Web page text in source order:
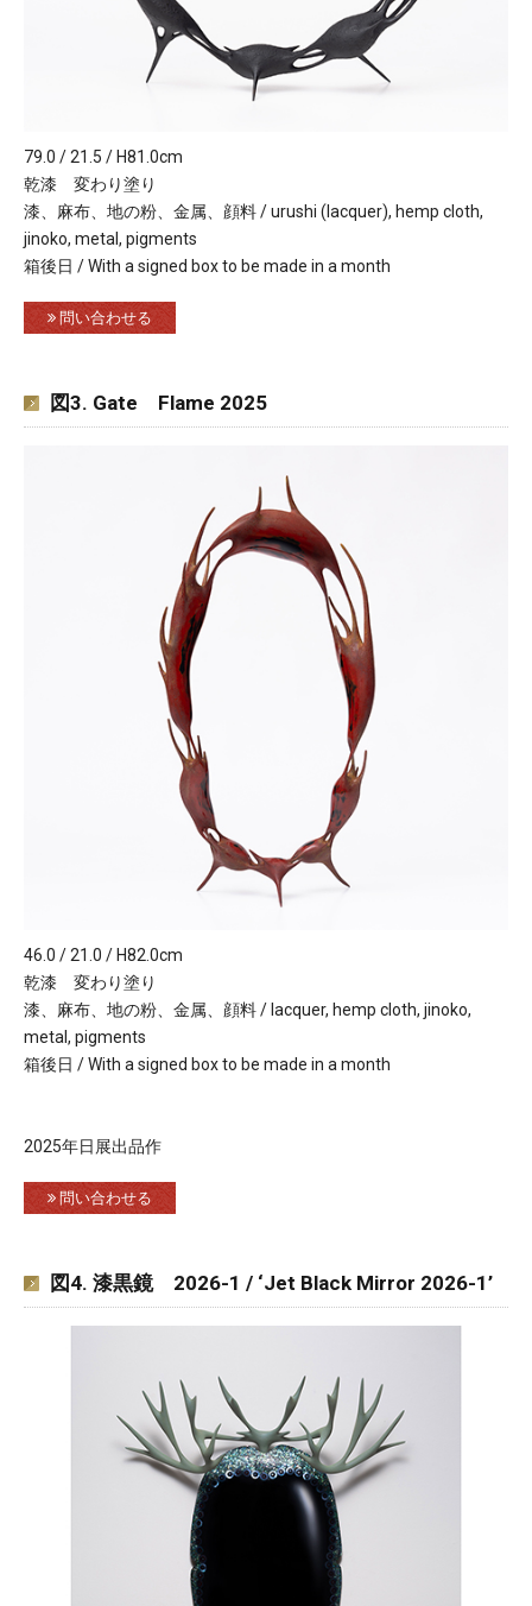
79.0 / 21.5 / H81.0cm
乾漆 変わり塗り
漆、麻布、地の粉、金属、顔料 / urushi (lacquer), hemp cloth,
jinoko, metal, pigments
箱後日 / With a signed box to be made in a month
問い合わせる
図3. Gate Flame 2025
46.0 / 21.0 / H82.0cm
乾漆 変わり塗り
漆、麻布、地の粉、金属、顔料 / lacquer, hemp cloth, jinoko,
metal, pigments
箱後日 / With a signed box to be made in a month
2025年日展出品作
問い合わせる
図4. 漆黒鏡 2026-1 / ‘Jet Black Mirror 2026-1’